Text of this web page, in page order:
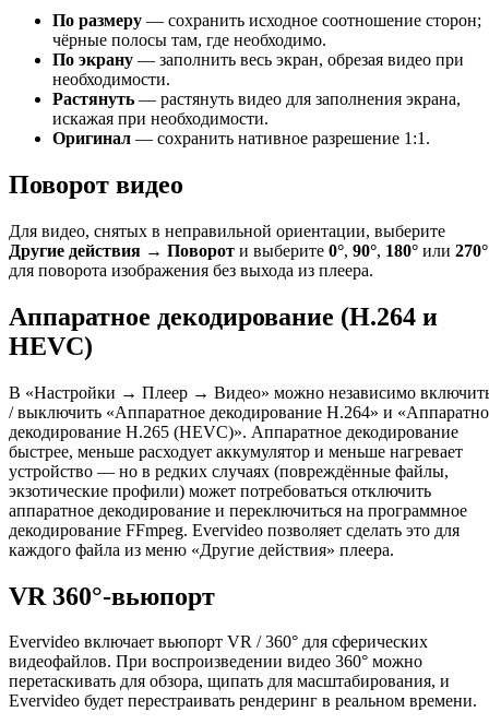
По размеру — сохранить исходное соотношение сторон;
чёрные полосы там, где необходимо.
По экрану — заполнить весь экран, обрезая видео при
необходимости.
Растянуть — растянуть видео для заполнения экрана,
искажая при необходимости.
Оригинал — сохранить нативное разрешение 1:1.
Поворот видео
Для видео, снятых в неправильной ориентации, выберите
Другие действия → Поворот и выберите 0°, 90°, 180° или 270°
для поворота изображения без выхода из плеера.
Аппаратное декодирование (H.264 и
HEVC)
В «Настройки → Плеер → Видео» можно независимо
/ выключить «Аппаратное декодирование H.264» и
декодирование H.265 (HEVC)». Аппаратное декодирование
быстрее, меньше расходует аккумулятор и меньше нагревает
устройство — но в редких случаях (повреждённые файлы,
экзотические профили) может потребоваться отключить
аппаратное декодирование и переключиться на программное
декодирование FFmpeg. Evervideo позволяет сделать это для
каждого файла из меню «Другие действия» плеера.
VR 360°-вьюпорт
Evervideo включает вьюпорт VR / 360° для сферических
видеофайлов. При воспроизведении видео 360° можно
перетаскивать для обзора, щипать для масштабирования, и
Evervideo будет перестраивать рендеринг в реальном времени.